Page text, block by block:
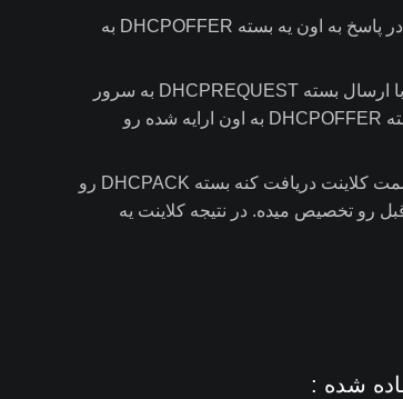
وقتی سرور بسته DHCPDISCOVER رو دریافت کرد در پاسخ به اون یه بسته DHCPOFFER به
وقتی کلاینت بسته DHCPOFFER رو دریافت می کنه با ارسال بسته DHCPREQUEST به سرور
اعلام میکنه که آماده است تنظیمات شبکه ای که در بسته DHCPOFFER به اون ارایه شده رو
در نهایت وقتی سرور بسته DHCPREQUEST رو از سمت کلاینت دریافت کنه بسته DHCPACK رو
رو تخصیص میده. در نتیجه کلاینت یه
شده :